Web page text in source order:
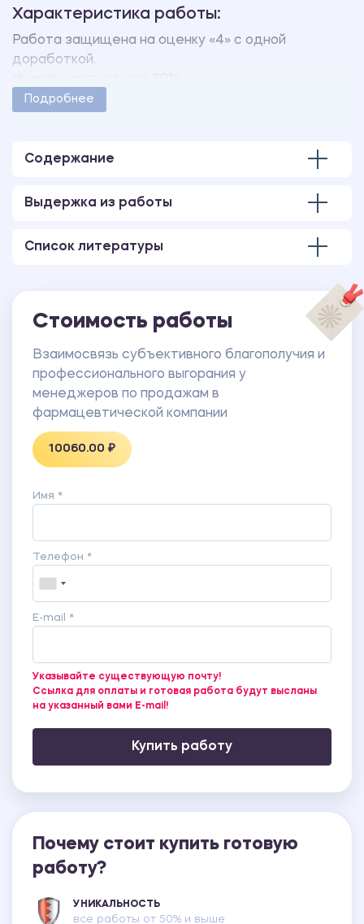
Характеристика работы:
Работа защищена на оценку «4» с одной
доработкой.
Работа оформлена в соответствии с
В работе также имеются следующие приложения:
благополучия» (Г. Перуэ-Баду, адаптация М.В.
удовлетворённости жизнью» (Э. Динер, адаптация
профессионального (эмоционального) выгорания
(MBI) К.Маслач и С. Джексона.
ПРИЛОЖЕНИЕ 4 Результаты диагностики
субъективного благополучия менеджеров по
продажам в фармацевтической компании.
ПРИЛОЖЕНИЕ 5 Результаты диагностики
профессионального выгорания менеджеров по
продажам в фармацевтической компании.
ПРИЛОЖЕНИЕ 6 Статическая обработка данных.
Подробнее
Содержание
Выдержка из работы
Список литературы
Стоимость работы
Взаимосвязь субъективного благополучия и
профессионального выгорания у
менеджеров по продажам в
фармацевтической компании
10060.00 ₽
Имя *
Телефон *
E-mail *
Указывайте существующую почту!
Ссылка для оплаты и готовая работа будут высланы
на указанный вами E-mail!
Купить работу
Почему стоит купить готовую
работу?
УНИКАЛЬНОСТЬ
все работы от 50% и выше